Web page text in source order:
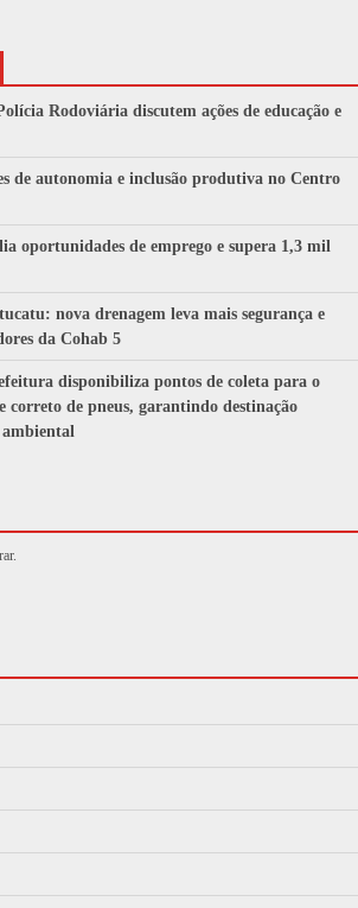
Rodoviária discutem ações de educação e
de autonomia e inclusão produtiva no Centro
oportunidades de emprego e supera 1,3 mil
nova drenagem leva mais segurança e
da Cohab 5
disponibiliza pontos de coleta para o
correto de pneus, garantindo destinação
ambiental